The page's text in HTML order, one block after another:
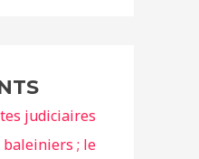
judiciaires
baleiniers ; le